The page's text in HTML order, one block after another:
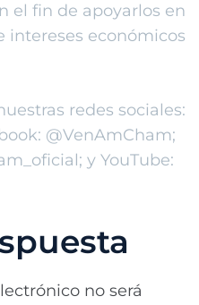
el fin de apoyarlos en
intereses económicos
redes sociales:
@VenAmCham;
y YouTube:
no será